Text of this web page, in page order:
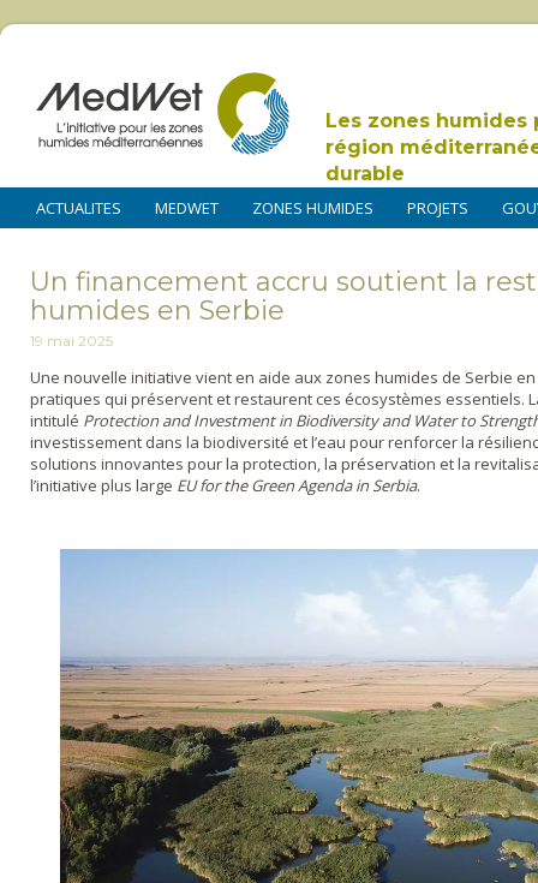
Les zones humides
région
durable
ACTUALITES MEDWET ZONES HUMIDES PROJETS
Un financement accru soutient la
humides en Serbie
19 mai 2025
Une nouvelle initiative vient en aide aux zones humides de Serbie
pratiques qui préservent et restaurent ces écosystèmes essentiels.
intitulé Protection and Investment in Biodiversity and Water to
investissement dans la biodiversité et l’eau pour renforcer la
solutions innovantes pour la protection, la préservation et la
l’initiative plus large EU for the Green Agenda in Serbia.